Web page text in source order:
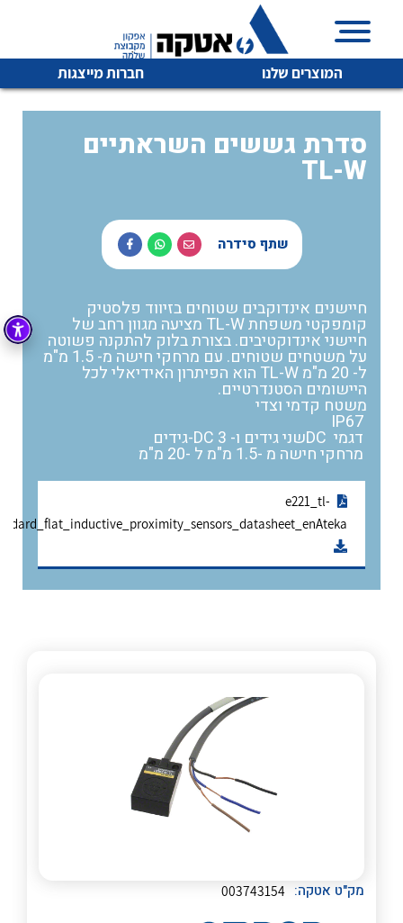
המוצרים שלנו חברות מייצגות
אטקה בע”מ היא החברה הגדולה והמובילה בישראל בשיווק
והפצה של מוצרי
מיתוג, בקרה , ואינסטלציה חשמלית ופעילה ב7 תחומים:
חשמל מיתוג ואינסטלציה חשמלית
בקרה רובוטיקה ואוטומציה תעשייתית
זיווד קופסאות וארונות לחשמל, בקרה ואלקטרוניקה
אלקטרוניקה מחברים ורכיבי אלקטרוניקה
פתרונות וציוד לסביבה נפיצה EX
מטענים לרכב חשמלי
פתרונות לתחום הסולארי
לכל מוצרי היצרן לכל מוצרי היצרן
לכל מוצרי היצרן לכל מוצרי היצרן
לכל מוצרי היצרן
סדרת גששים השראתיים
TL-W
שתף סידרה
חיישנים אינדוקבים שטוחים בזיווד פלסטיק
קומפקטי משפחת TL-W מציעה מגוון רחב של
חיישני אינדוקטיבים. בצורת בלוק להתקנה פשוטה
על משטחים שטוחים. עם מרחקי חישה מ- 1.5 מ"מ
ל- 20 מ"מ TL-W הוא הפיתרון האידיאלי לכל
היישומים הסטנדרטיים.
משטח קדמי וצדי
IP67
דגמי DCשני גידים ו- DC 3-גידים
מרחקי חישה מ -1.5 מ"מ ל -20 מ"מ
e221_tl-
מק"ט אטקה: 003743154